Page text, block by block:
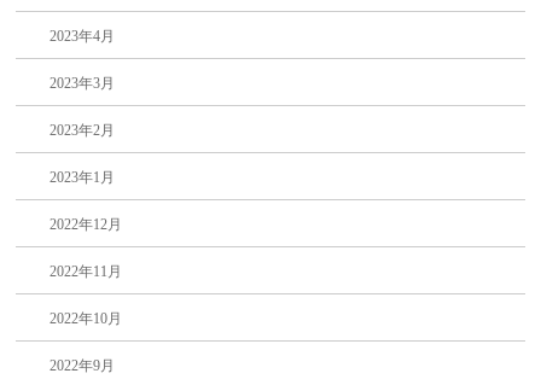
2023年4月
2023年3月
2023年2月
2023年1月
2022年12月
2022年11月
2022年10月
2022年9月